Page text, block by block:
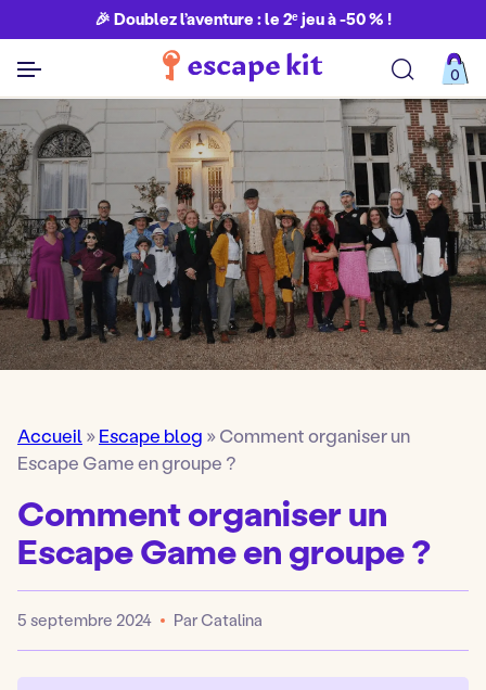
🎉 Doublez l’aventure : le 2ᵉ jeu à -50 % !
0
Accueil»Escape blog »Comment organiser un
Escape Game en groupe ?
Comment organiser un
Escape Game en groupe ?
Publié
5 septembre 2024 Par Catalina
Découvrir toutes nos aventures